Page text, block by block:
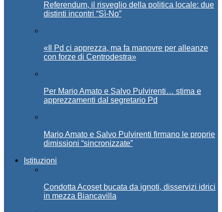
Referendum, il risveglio della politica locale: due
distinti incontri “Sì-No”
«Il Pd ci apprezza, ma fa manovre per alleanze
con forze di Centrodestra»
Per Mario Amato e Salvo Pulvirenti… stima e
apprezzamenti dal segretario Pd
Mario Amato e Salvo Pulvirenti firmano le proprie
dimissioni “sincronizzate”
Istituzioni
Condotta Acoset bucata da ignoti, disservizi idrici
in mezza Biancavilla